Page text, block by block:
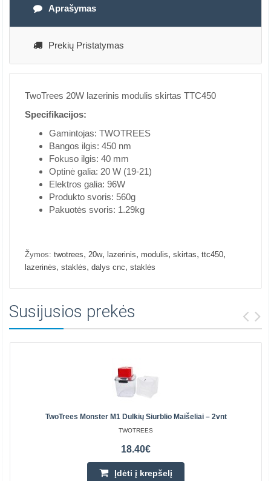
Aprašymas
Prekių Pristatymas
TwoTrees 20W lazerinis modulis skirtas TTC450
Specifikacijos:
Gamintojas: TWOTREES
Bangos ilgis: 450 nm
Fokuso ilgis: 40 mm
Optinė galia: 20 W (19-21)
Elektros galia: 96W
Produkto svoris: 560g
Pakuotės svoris: 1.29kg
Žymos: twotrees, 20w, lazerinis, modulis, skirtas, ttc450,
lazerinės, staklės, dalys cnc, staklės
Susijusios prekės
TwoTrees Monster M1 Dulkių Siurblio Maišeliai – 2vnt
TWOTREES
18.40€
Įdėti į krepšelį